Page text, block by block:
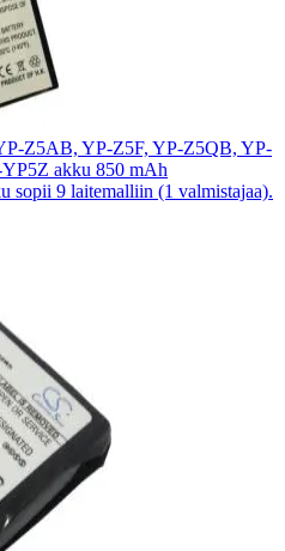
Z5AB, YP-Z5F, YP-Z5QB, YP-
akku 850 mAh
sopii 9 laitemalliin (1 valmistajaa).